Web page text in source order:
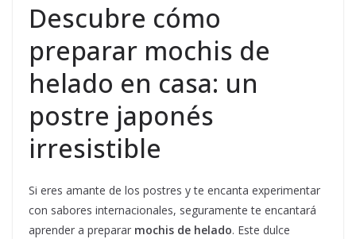
Descubre cómo
preparar mochis de
helado en casa: un
postre japonés
irresistible
Si eres amante de los postres y te encanta experimentar
con sabores internacionales, seguramente te encantará
aprender a preparar mochis de helado. Este dulce